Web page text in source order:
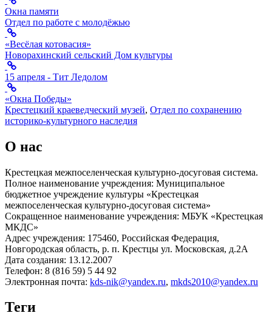
Окна памяти
Отдел по работе с молодёжью
«Весёлая котовасия»
Новорахинский сельский Дом культуры
15 апреля - Тит Ледолом
«Окна Победы»
Крестецкий краеведческий музей, Отдел по сохранению
историко-культурного наследия
О нас
Крестецкая межпоселенческая культурно-досуговая система.
Полное наименование учреждения: Муниципальное
бюджетное учреждение культуры «Крестецкая
межпоселенческая культурно-досуговая система»
Сокращенное наименование учреждения: МБУК «Крестецкая
МКДС»
Адрес учреждения: 175460, Российская Федерация,
Новгородская область, р. п. Крестцы ул. Московская, д.2А
Дата создания: 13.12.2007
Телефон: 8 (816 59) 5 44 92
Электронная почта: kds-nik@yandex.ru, mkds2010@yandex.ru
Теги